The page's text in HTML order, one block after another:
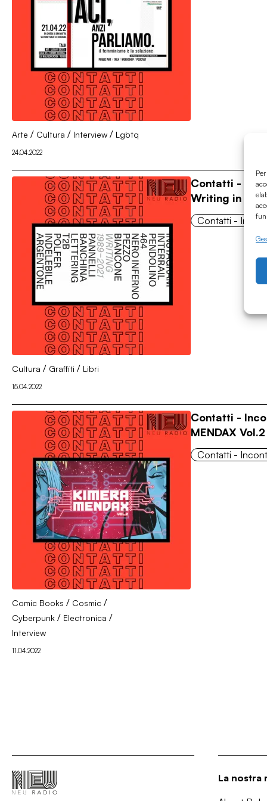
Arte / Cultura / Interview / Lgbtq
24.04.2022
Contatti -
Writing in
Contatti -
Cultura / Graffiti / Libri
15.04.2022
Contatti -
MENDAX Vol.2
Contatti -
Comic Books / Cosmic /
Cyberpunk / Electronica /
Interview
11.04.2022
La nostra